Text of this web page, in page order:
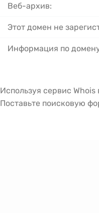
Веб-архив:
Этот домен не
Информация по
Используя сервис Whois
Поставьте поисковую